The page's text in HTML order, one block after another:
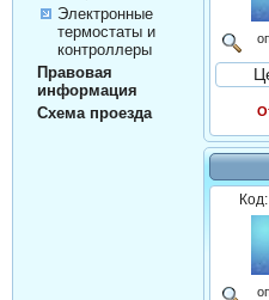
Электронные
термостаты и
контроллеры
Правовая
информация
Схема проезда